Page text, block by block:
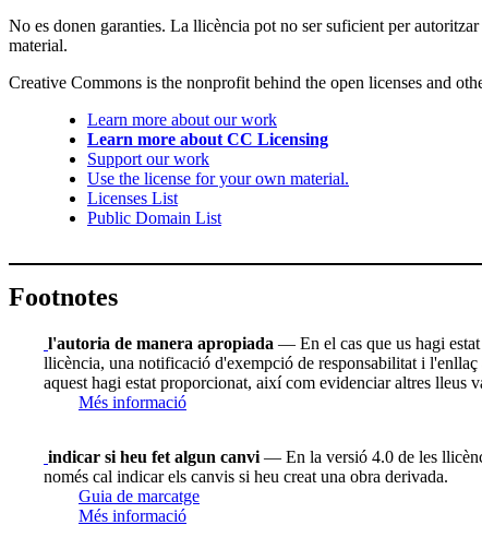
No es donen garanties. La llicència pot no ser suficient per
material.
Creative Commons is the nonprofit behind the open licenses and
Learn more about our work
Learn more about CC Licensing
Support our work
Use the license for your own material.
Licenses List
Public Domain List
Footnotes
l'autoria de manera apropiada — En el cas que us hagi
llicència, una notificació d'exempció de responsabilitat i
aquest hagi estat proporcionat, així com evidenciar altres lleus
Més informació
indicar si heu fet algun canvi — En la versió 4.0 de les
només cal indicar els canvis si heu creat una obra derivada.
Guia de marcatge
Més informació